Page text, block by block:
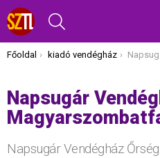
Itt vagy most:
Főoldal kiadó vendégház Napsugár
Napsugár
Napsugár Vendégház